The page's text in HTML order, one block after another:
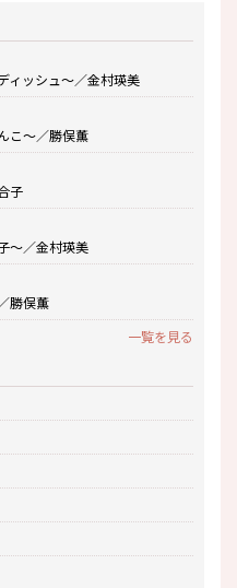
ィッシュ～／金村瑛美
こ～／勝俣薫
子
～／金村瑛美
勝俣薫
一覧を見る